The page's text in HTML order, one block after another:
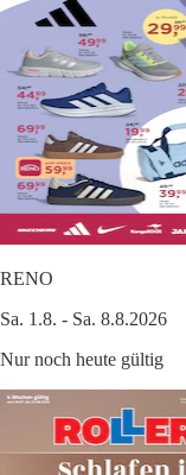
RENO
Sa. 1.8. - Sa. 8.8.2026
Nur noch heute gültig